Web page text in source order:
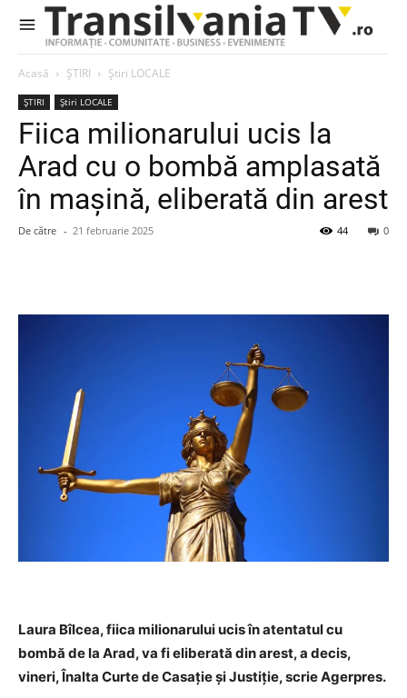
Acasă ȘTIRI Știri LOCALE
ȘTIRI Știri LOCALE
Fiica milionarului ucis la
Arad cu o bombă amplasată
în mașină, eliberată din arest
De către - 21 februarie 2025 0
44
Laura Bîlcea, fiica milionarului ucis în atentatul cu
bombă de la Arad, va fi eliberată din arest, a decis,
vineri, Înalta Curte de Casație și Justiție, scrie Agerpres.